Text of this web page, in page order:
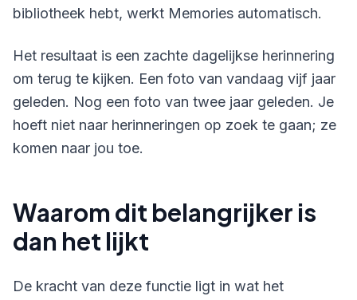
bibliotheek hebt, werkt Memories automatisch.
Het resultaat is een zachte dagelijkse herinnering
om terug te kijken. Een foto van vandaag vijf jaar
geleden. Nog een foto van twee jaar geleden. Je
hoeft niet naar herinneringen op zoek te gaan; ze
komen naar jou toe.
Waarom dit belangrijker is
dan het lijkt
De kracht van deze functie ligt in wat het